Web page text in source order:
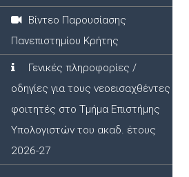
Βίντεο Παρουσίασης
Πανεπιστημίου Κρήτης
Γενικές πληροφορίες /
οδηγίες για τους νεοεισαχθέντες
φοιτητές στο Τμήμα Επιστήμης
Υπολογιστών του ακαδ. έτους
2026-27